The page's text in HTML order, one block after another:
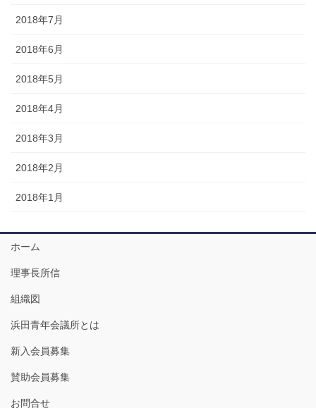
2018年7月
2018年6月
2018年5月
2018年4月
2018年3月
2018年2月
2018年1月
ホーム
理事長所信
組織図
浜田青年会議所とは
新入会員募集
賛助会員募集
お問合せ